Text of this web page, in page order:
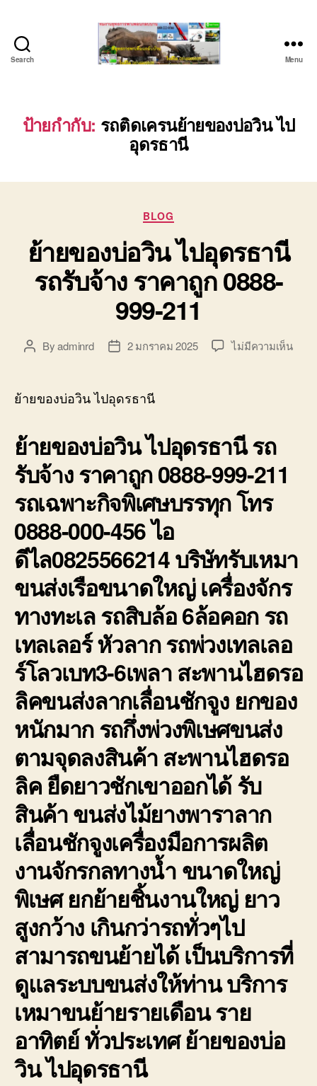
Search
เครื่องจักร
ระยอง
ชลบุรี
เซียน
จำกัด)
บริการ
รถยก
รถ
รับจ้าง
ใน
เขต
บ่อ
ติดต่อ
Menu
ป้ายกำกับ: รถติดเครนย้ายของบ่อวิน ไป
อุดรธานี
Categories
BLOG
ย้ายของบ่อวิน ไปอุดรธานี
รถรับจ้าง ราคาถูก 0888-
999-211
PostByadminrd
Post2 มกราคม 2025 ไม่มีความเห็นบน
ย้ายของบ่อวิน ไปอุดรธานี
ย้ายของบ่อวิน ไปอุดรธานี รถ
รับจ้าง ราคาถูก 0888-999-211
รถเฉพาะกิจพิเศษบรรทุก โทร
0888-000-456 ไอ
ดีไล0825566214 บริษัทรับเหมา
ขนส่งเรือขนาดใหญ่ เครื่องจักร
ทางทะเล รถสิบล้อ 6ล้อคอก รถ
เทลเลอร์ หัวลาก รถพ่วงเทลเลอ
ร์โลวเบท3-6เพลา สะพานไฮดรอ
ลิคขนส่งลากเลื่อนชักจูง ยกของ
หนักมาก รถกึ่งพ่วงพิเษศขนส่ง
ตามจุดลงสินค้า สะพานไฮดรอ
ลิค ยืดยาวชักเขาออกได้ รับ
สินค้า ขนส่งไม้ยางพาราลาก
เลื่อนชักจูงเครื่องมือการผลิต
งานจักรกลทางน้ำ ขนาดใหญ่
พิเษศ ยกย้ายชิ้นงานใหญ่ ยาว
สูงกว้าง เกินกว่ารถทั่วๆไป
สามารถขนย้ายได้ เป็นบริการที่
ดูแลระบบขนส่งให้ท่าน บริการ
เหมาขนย้ายรายเดือน ราย
อาทิตย์ ทั่วประเทศ ย้ายของบ่อ
วิน ไปอุดรธานี